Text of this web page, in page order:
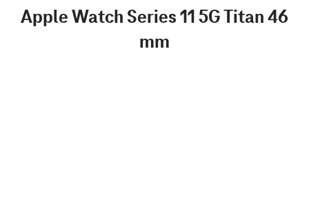
Apple Watch Series 11 5G Titan 46
mm